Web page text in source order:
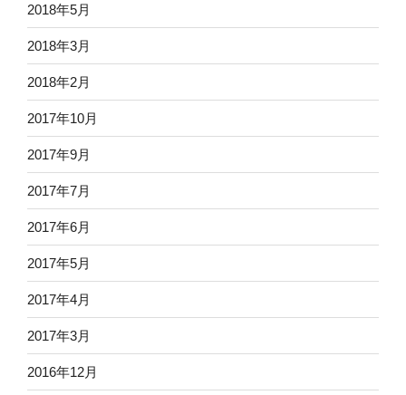
2018年5月
2018年3月
2018年2月
2017年10月
2017年9月
2017年7月
2017年6月
2017年5月
2017年4月
2017年3月
2016年12月